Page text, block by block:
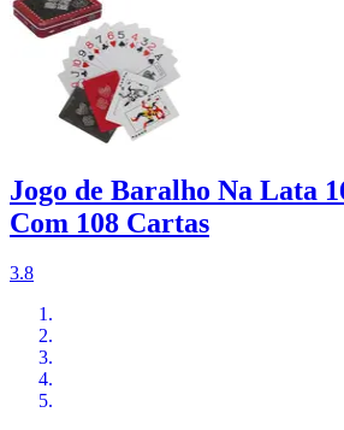
Jogo de Baralho Na Lata
Com 108 Cartas
3.8